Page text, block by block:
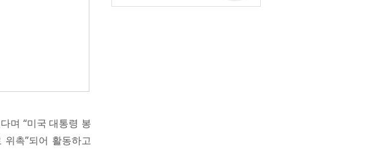
며 “미국 대통령 봉
촉”되어 활동하고